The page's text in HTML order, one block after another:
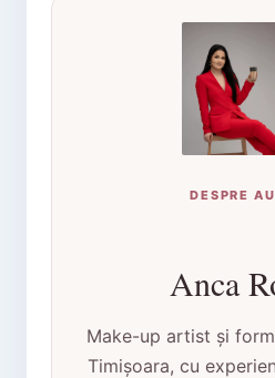
DESPRE
Anca
Make-up artist și
Timișoara, cu